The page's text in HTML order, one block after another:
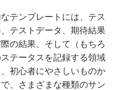
テンプレートには、テス
テストデータ、期待結果
の結果、そして（もちろ
テータスを記録する領域
初心者にやさしいものか
、さまざまな種類のサン